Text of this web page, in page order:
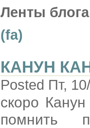
Ленты
(fa)
КАНУН
Posted Пт,
скоро
помнить